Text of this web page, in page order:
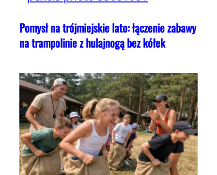
Pomysł na trójmiejskie lato: łączenie zabawy
na trampolinie z hulajnogą bez kółek